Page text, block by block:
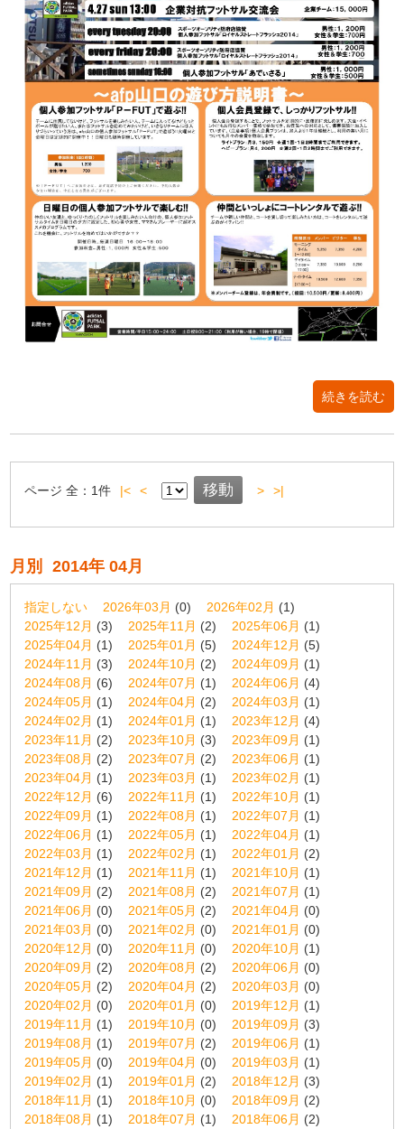
続きを読む
ページ 全： 1件 |< < > >|
月別 2014年 04月
指定しない 2026年03月 (0) 2026年02月 (1)
2025年12月 (3) 2025年11月 (2) 2025年06月 (1)
2025年04月 (1) 2025年01月 (5) 2024年12月 (5)
2024年11月 (3) 2024年10月 (2) 2024年09月 (1)
2024年08月 (6) 2024年07月 (1) 2024年06月 (4)
2024年05月 (1) 2024年04月 (2) 2024年03月 (1)
2024年02月 (1) 2024年01月 (1) 2023年12月 (4)
2023年11月 (2) 2023年10月 (3) 2023年09月 (1)
2023年08月 (2) 2023年07月 (2) 2023年06月 (1)
2023年04月 (1) 2023年03月 (1) 2023年02月 (1)
2022年12月 (6) 2022年11月 (1) 2022年10月 (1)
2022年09月 (1) 2022年08月 (1) 2022年07月 (1)
2022年06月 (1) 2022年05月 (1) 2022年04月 (1)
2022年03月 (1) 2022年02月 (1) 2022年01月 (2)
2021年12月 (1) 2021年11月 (1) 2021年10月 (1)
2021年09月 (2) 2021年08月 (2) 2021年07月 (1)
2021年06月 (0) 2021年05月 (2) 2021年04月 (0)
2021年03月 (0) 2021年02月 (0) 2021年01月 (0)
2020年12月 (0) 2020年11月 (0) 2020年10月 (1)
2020年09月 (2) 2020年08月 (2) 2020年06月 (0)
2020年05月 (2) 2020年04月 (2) 2020年03月 (0)
2020年02月 (0) 2020年01月 (0) 2019年12月 (1)
2019年11月 (1) 2019年10月 (0) 2019年09月 (3)
2019年08月 (1) 2019年07月 (2) 2019年06月 (1)
2019年05月 (0) 2019年04月 (0) 2019年03月 (1)
2019年02月 (1) 2019年01月 (2) 2018年12月 (3)
2018年11月 (1) 2018年10月 (0) 2018年09月 (2)
2018年08月 (1) 2018年07月 (1) 2018年06月 (2)